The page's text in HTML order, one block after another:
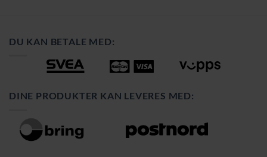
DU KAN BETALE MED:
DINE PRODUKTER KAN LEVERES MED: